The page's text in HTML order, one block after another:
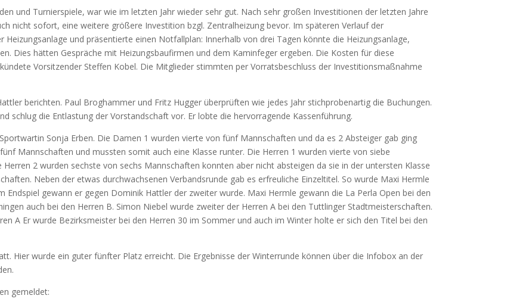
und Turnierspiele, war wie im letzten Jahr wieder sehr gut. Nach sehr großen Investitionen der letzten Jahre
nicht sofort, eine weitere größere Investition bzgl. Zentralheizung bevor. Im späteren Verlauf der
und präsentierte einen Notfallplan: Innerhalb von drei Tagen könnte die Heizungsanlage,
Dies hätten Gespräche mit Heizungsbaufirmen und dem Kaminfeger ergeben. Die Ko­sten für diese
Vorsitzender Steffen Kobel. Die Mitglieder stimmten per Vorratsbeschluss der Investitionsmaßnahme
berichten. Paul Broghammer und Fritz Hugger überprüften wie jedes Jahr stichprobenartig die Buchungen.
schlug die Entlastung der Vorstandschaft vor. Er lobte die hervorragende Kassenführung.
Sonja Erben. Die Damen 1 wurden vierte von fünf Mannschaften und da es 2 Absteiger gab ging
Mannschaften und mussten somit auch eine Klasse runter. Die Herren 1 wurden vierte von siebe
2 wurden sechste von sechs Mannschaften konnten aber nicht absteigen da sie in der untersten Klasse
Neben der etwas durchwachsenen Verbandsrunde gab es erfreuliche Einzeltitel. So wurde Maxi Hermle
Endspiel gewann er gegen Dominik Hattler der zweiter wurde. Maxi Hermle gewann die La Perla Open bei den
auch bei den Herren B. Simon Niebel wurde zweiter der Herren A bei den Tuttlinger Stadtmeisterschaften.
A Er wurde Bezirksmeister bei den Herren 30 im Sommer und auch im Winter holte er sich den Titel bei den
Hier wurde ein guter fünfter Platz erreicht. Die Ergebnisse der Winterrunde können über die Infobox an der
gemeldet: